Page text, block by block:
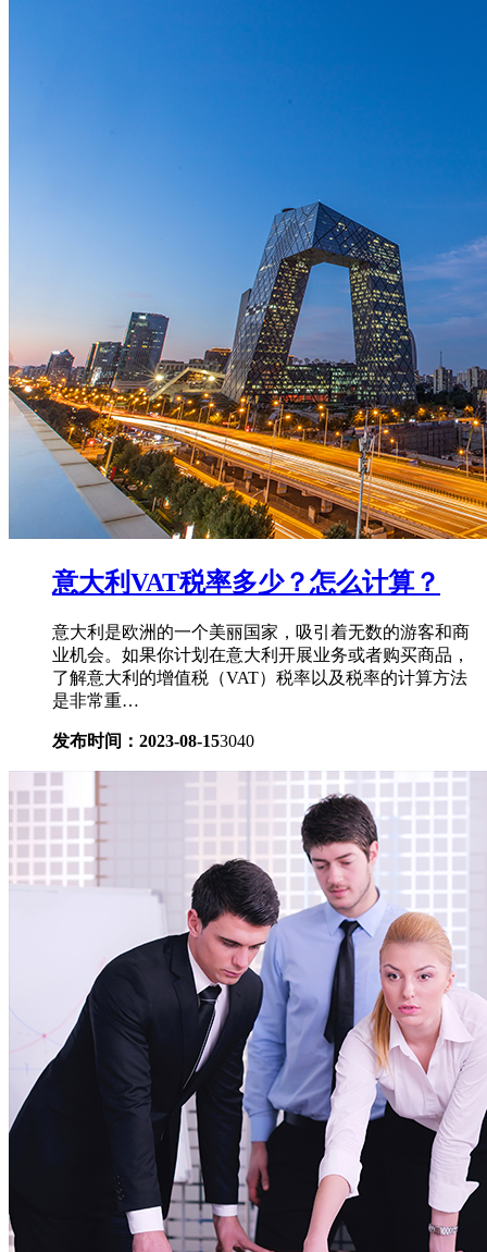
意大利VAT税率多少？怎么计算？
意大利是欧洲的一个美丽国家，吸引着无数的游客和商
业机会。如果你计划在意大利开展业务或者购买商品，
了解意大利的增值税（VAT）税率以及税率的计算方法
是非常重…
发布时间：2023-08-153040